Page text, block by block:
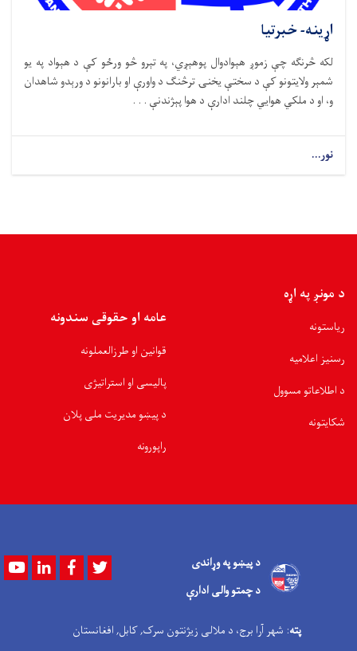
اړینه- خبرتیا
لکه څرنګه چې زموږ هېوادوال پوهېږي، په تېرو څو ورځو کې د هېواد په یو
شمېر ولایتونو کې د سختې یخنۍ ترڅنګ د واورې او بارانونو د ورېدو شاهدان
و، او د ملکي هوايي چلند ادارې د هوا پېژندنې . . .
نور...
د مونږ په اړه
ریاستونه
رسنیز اعلامیه
د اطلاعاتو مسوول
شکایتونه
عامه او حقوقی سندونه
قوانین او طرزالعملونه
پالیسی او استراتیژی
د پیښو مدیریت ملی پلان
راپورونه
د پیښو په وړاندی
د چمتو والی ادارې
YoutubeLinkedInFacebook
پته: شهر آرا برج، د ملالی زیژنتون سرک, کابل, افغانستان